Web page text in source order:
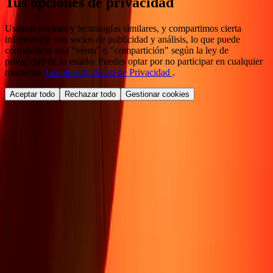
Usamos cookies y tecnologías similares, y compartimos cierta
información con socios de publicidad y análisis, lo que puede
considerarse una "venta" o "compartición" según la ley de
privacidad de tu estado. Puedes optar por no participar en cualquier
momento. Lee nuestro Aviso de Privacidad .
Aceptar todo Rechazar todo Gestionar cookies